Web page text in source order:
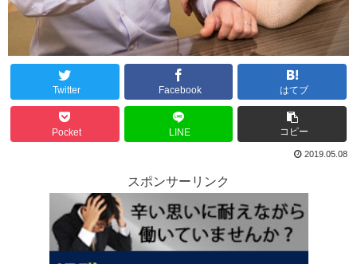
Twitter Facebook はてブ
Pocket LINE コピー
2019.05.08
スポンサーリンク